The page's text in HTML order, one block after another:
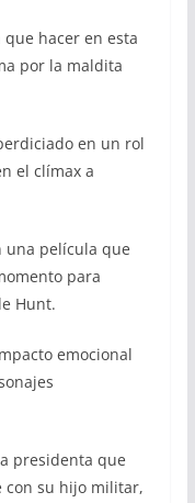
hacer en esta
por la maldita
en un rol
el clímax a
una película que
para
Hunt.
emocional
presidenta que
con su hijo militar,